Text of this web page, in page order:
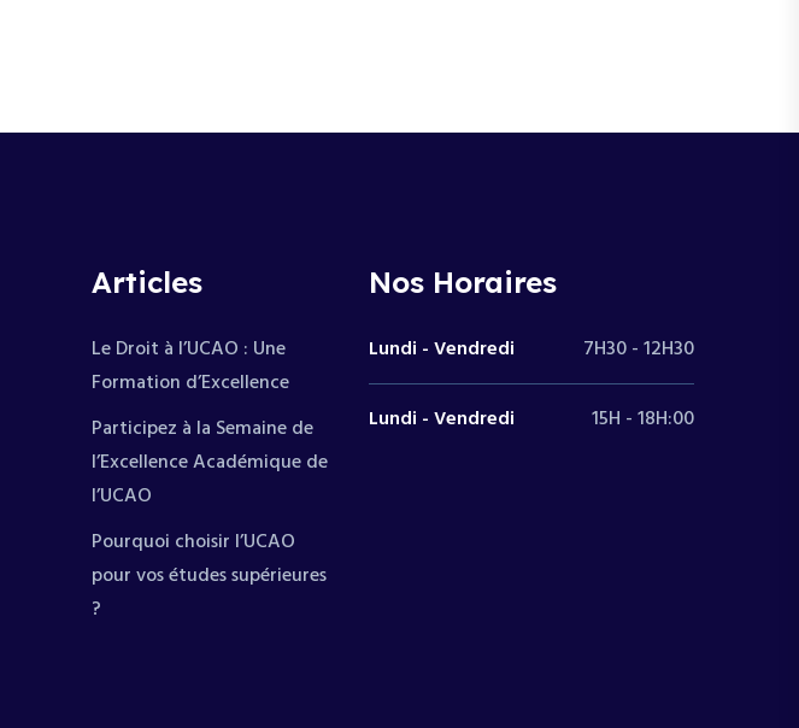
Articles
Le Droit à l’UCAO : Une
Formation d’Excellence
Participez à la Semaine de
l’Excellence Académique de
l’UCAO
Pourquoi choisir l’UCAO
pour vos études supérieures
?
Nos Horaires
Lundi - Vendredi 7H30 - 12H30
Lundi - Vendredi 15H - 18H:00